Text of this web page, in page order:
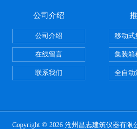
公司介绍
公司介绍
在线留言
联系我们
移动式
集装箱
全自动
Copyright © 2026 沧州昌志建筑仪器有限